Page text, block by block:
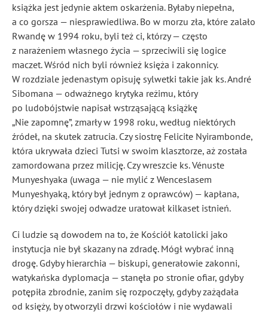
książka jest jedynie aktem oskarżenia. Byłaby niepełna,
a co gorsza — niesprawiedliwa. Bo w morzu zła, które zalało
Rwandę w 1994 roku, byli też ci, którzy — często
z narażeniem własnego życia — sprzeciwili się logice
maczet. Wśród nich byli również księża i zakonnicy.
W rozdziale jedenastym opisuję sylwetki takie jak ks. André
Sibomana — odważnego krytyka reżimu, który
po ludobójstwie napisał wstrząsającą książkę
„Nie zapomnę”, zmarły w 1998 roku, według niektórych
źródeł, na skutek zatrucia. Czy siostrę Felicite Nyirambonde,
która ukrywała dzieci Tutsi w swoim klasztorze, aż została
zamordowana przez milicję. Czy wreszcie ks. Vénuste
Munyeshyaka (uwaga — nie mylić z Wenceslasem
Munyeshyaką, który był jednym z oprawców) — kapłana,
który dzięki swojej odwadze uratował kilkaset istnień.
Ci ludzie są dowodem na to, że Kościół katolicki jako
instytucja nie był skazany na zdradę. Mógł wybrać inną
drogę. Gdyby hierarchia — biskupi, generałowie zakonni,
watykańska dyplomacja — stanęła po stronie ofiar, gdyby
potępiła zbrodnie, zanim się rozpoczęły, gdyby zażądała
od księży, by otworzyli drzwi kościołów i nie wydawali